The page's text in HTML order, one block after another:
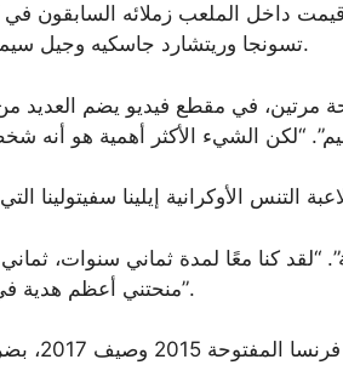
داخل الملعب زملائه السابقون في
تسونجا وريتشارد جاسكيه وجيل سيمون، كما أشاد به أقرانه.
مرتين، في مقطع فيديو يضم العديد من
“لقد كنا معًا لمدة ثماني سنوات،
منحتني أعظم هدية في العالم، ابنتنا. أنا أحبك”.
وتغلب دي